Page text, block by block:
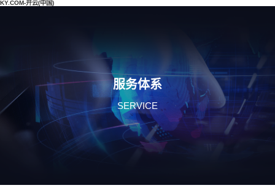
KY.COM-开云(中国)
服务体系
SERVICE